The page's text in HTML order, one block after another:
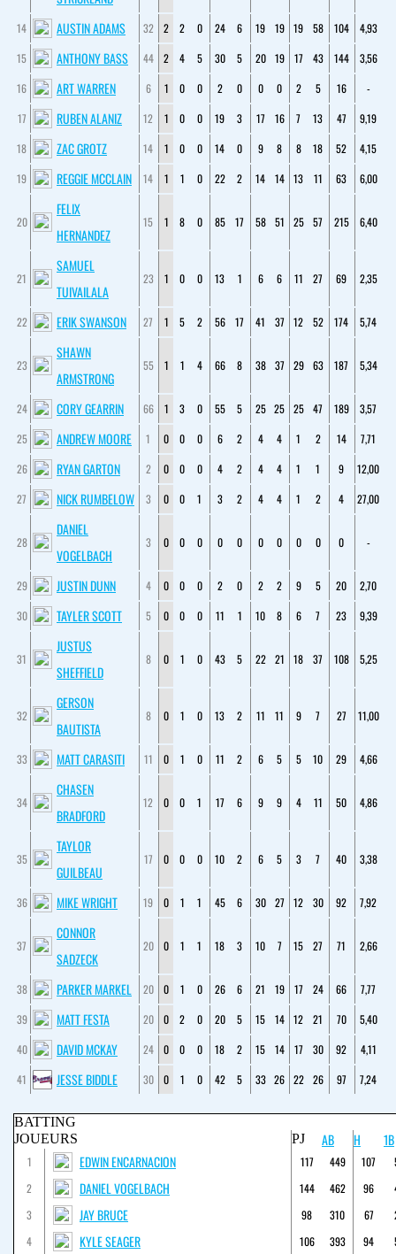
14 AUSTIN ADAMS 32 2 2 0 24 6 19 19 19 58 104
4,93
15
ANTHONY BASS 44 2 4 5 30 5 20 19 17 43 144
3,56
16
ART WARREN 6 1 0 0 2 0 0 0 2 5 16
-
17
RUBEN ALANIZ 12 1 0 0 19 3 17 16 7 13 47
9,19
18
ZAC GROTZ 14 1 0 0 14 0 9 8 8 18 52
4,15
19
REGGIE MCCLAIN 14 1 1 0 22 2 14 14 13 11 63 6,00
20
FELIX
HERNANDEZ
15 1 8 0 85 17 58 51 25 57 215 6,40
21
SAMUEL
TUIVAILALA
23 1 0 0 13 1 6 6 11 27 69 2,35
22 ERIK SWANSON 27 1 5 2 56 17 41 37 12 52 174 5,74
23
SHAWN
ARMSTRONG
55 1 1 4 66 8 38 37 29 63 187 5,34
24 CORY GEARRIN 66 1 3 0 55 5 25 25 25 47 189
3,57
25
ANDREW MOORE 1 0 0 0 6 2 4 4 1 2 14
7,71
26
RYAN GARTON 2 0 0 0 4 2 4 4 1 1 9
12,00
27
NICK RUMBELOW 3 0 0 1 3 2 4 4 1 2 4 27,00
28
DANIEL
VOGELBACH
3 0 0 0 0 0 0 0 0 0 0 -
29 JUSTIN DUNN 4 0 0 0 2 0 2 2 9 5 20
2,70
30
TAYLER SCOTT 5 0 0 0 11 1 10 8 6 7 23 9,39
31
JUSTUS
SHEFFIELD
8 0 1 0 43 5 22 21 18 37 108 5,25
32
GERSON
BAUTISTA
8 0 1 0 13 2 11 11 9 7 27 11,00
33 MATT CARASITI 11 0 1 0 11 2 6 5 5 10 29 4,66
34
CHASEN
BRADFORD
12 0 0 1 17 6 9 9 4 11 50 4,86
35
TAYLOR
GUILBEAU
17 0 0 0 10 2 6 5 3 7 40 3,38
36 MIKE WRIGHT 19 0 1 1 45 6 30 27 12 30 92 7,92
37
CONNOR
SADZECK
20 0 1 1 18 3 10 7 15 27 71 2,66
38 PARKER MARKEL 20 0 1 0 26 6 21 19 17 24 66
7,77
39
MATT FESTA 20 0 2 0 20 5 15 14 12 21 70
5,40
40
DAVID MCKAY 24 0 0 0 18 2 15 14 17 30 92
4,11
41
JESSE BIDDLE 30 0 1 0 42 5 33 26 22 26 97 7,24
BATTING
JOUEURS
PJ AB H 1B
1 EDWIN ENCARNACION 117 449 107
2
DANIEL VOGELBACH 144 462 96
3
JAY BRUCE 98 310 67
4
KYLE SEAGER 106 393 94